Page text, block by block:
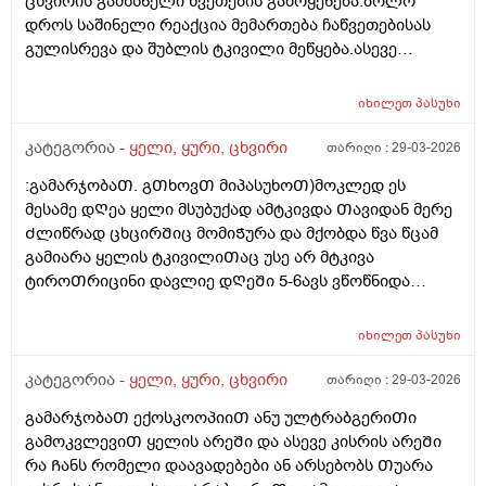
ჯერჯერობით სამსახურის გამო და თუ არ მოიმატა
ტკივილმა როგორ შეიძლევა რო მოვიქცე ტას
მირჩევთ?
დროს საშინელი რეაქცია მემართება ჩაწვეთებისას
გულისრევა და შუბლის ტკივილი მეწყება.ასევე
ანტიბიოტიკი მჭირდება.ეს სავარაუდოდ ცხვირის
გარეშე რომ ვისუნთქო?თუ არ ჩავიწვეთე
არსებობს.გმადლობთ
იხილეთპასუხი
კატეგორია - ყელი, ყური, ცხვირი თარიღი :29-03-2026
:გამარჯობაᲗ. გᲗხოვᲗ მიპასუხოᲗ)მოკლედ ეს
მესამე დᲦეა ყელი მსუბუქად ამტკივდა Თავიდან მერე
Ძლიწრად ცხცირᲨიც მომიᲭურა და მქობდა წვა წცამ
გამიარა ყელის ტკივილიᲗაც უსე არ მტკივა
ტიროᲗრიცინი დავლიე დᲦეᲨი 5-6ავს ვწოწნიდა
დიდროფს და იზოფრას ვისხავ Ჩაის ფერვექს და
ხოლმე სიცხე 37.6ზე მაᲦალი ან 37.6 მაქ ხოლმე და
40დᲦისუკანაც ვიყავი ცუდად და ვსვავდი წამლებს და
37.2 სულ მქონდა სიცხებმაგრამ არაფერიარ
მაწუხებდა აᲗასᲨი ერᲗხელ ყელი
იხილეთპასუხი
კატეგორია - ყელი, ყური, ცხვირი თარიღი :29-03-2026
გამარჯობაᲗ ექოსკოოპიიᲗ ანუ ულტრაბგერიᲗი
გამოკვლევიᲗ ყელის არეᲨი და ასევე კისრის არეᲨი
რა Ჩანს რომელი დაავადებები ან არსებობს Თუარა